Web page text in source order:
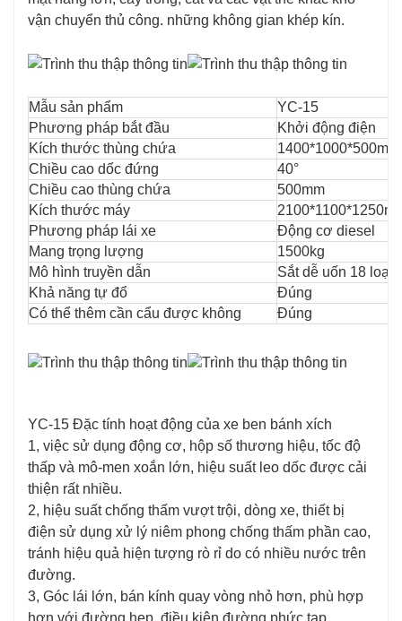
hơn cũng như mặt đường bằng đá phức tạp.
4. Liên hệ với chúng tôi
ngay lập tức và nhóm
của chúng tôi sẽ cung cấp cho bạn giải pháp tốt
vận chuyển thủ công. những không gian khép kín.
Mẫu sản phẩm
YC-15
Phương pháp bắt đầu
Khởi động điện
Kích thước thùng chứa
1400*1000*500mm
Chiều cao dốc đứng
40°
Chiều cao thùng chứa
500mm
Kích thước máy
Phương pháp lái xe
Động cơ diesel
Mang trọng lượng
1500kg
Mô hình truyền dẫn
Sắt dễ uốn 18 loại
Khả năng tự đổ
Đúng
Có thể thêm cần cẩu được không
Đúng
YC-15 Đặc tính hoạt động của xe ben bánh xích
1, việc sử dụng động cơ, hộp số thương hiệu, tốc độ
thấp và mô-men xoắn lớn, hiệu suất leo dốc được cải
thiện rất nhiều.
2, hiệu suất chống thấm vượt trội, dòng xe, thiết bị
điện sử dụng xử lý niêm phong chống thấm phần cao,
tránh hiệu quả hiện tượng rò rỉ do có nhiều nước trên
đường.
3, Góc lái lớn, bán kính quay vòng nhỏ hơn, phù hợp